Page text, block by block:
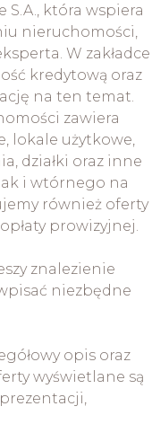
S.A., która wspiera
nieruchomości,
W zakładce
kredytową oraz
na ten temat.
zawiera
lokale użytkowe,
działki oraz inne
i wtórnego na
również oferty
prowizyjnej.
znalezienie
niezbędne
opis oraz
wyświetlane są